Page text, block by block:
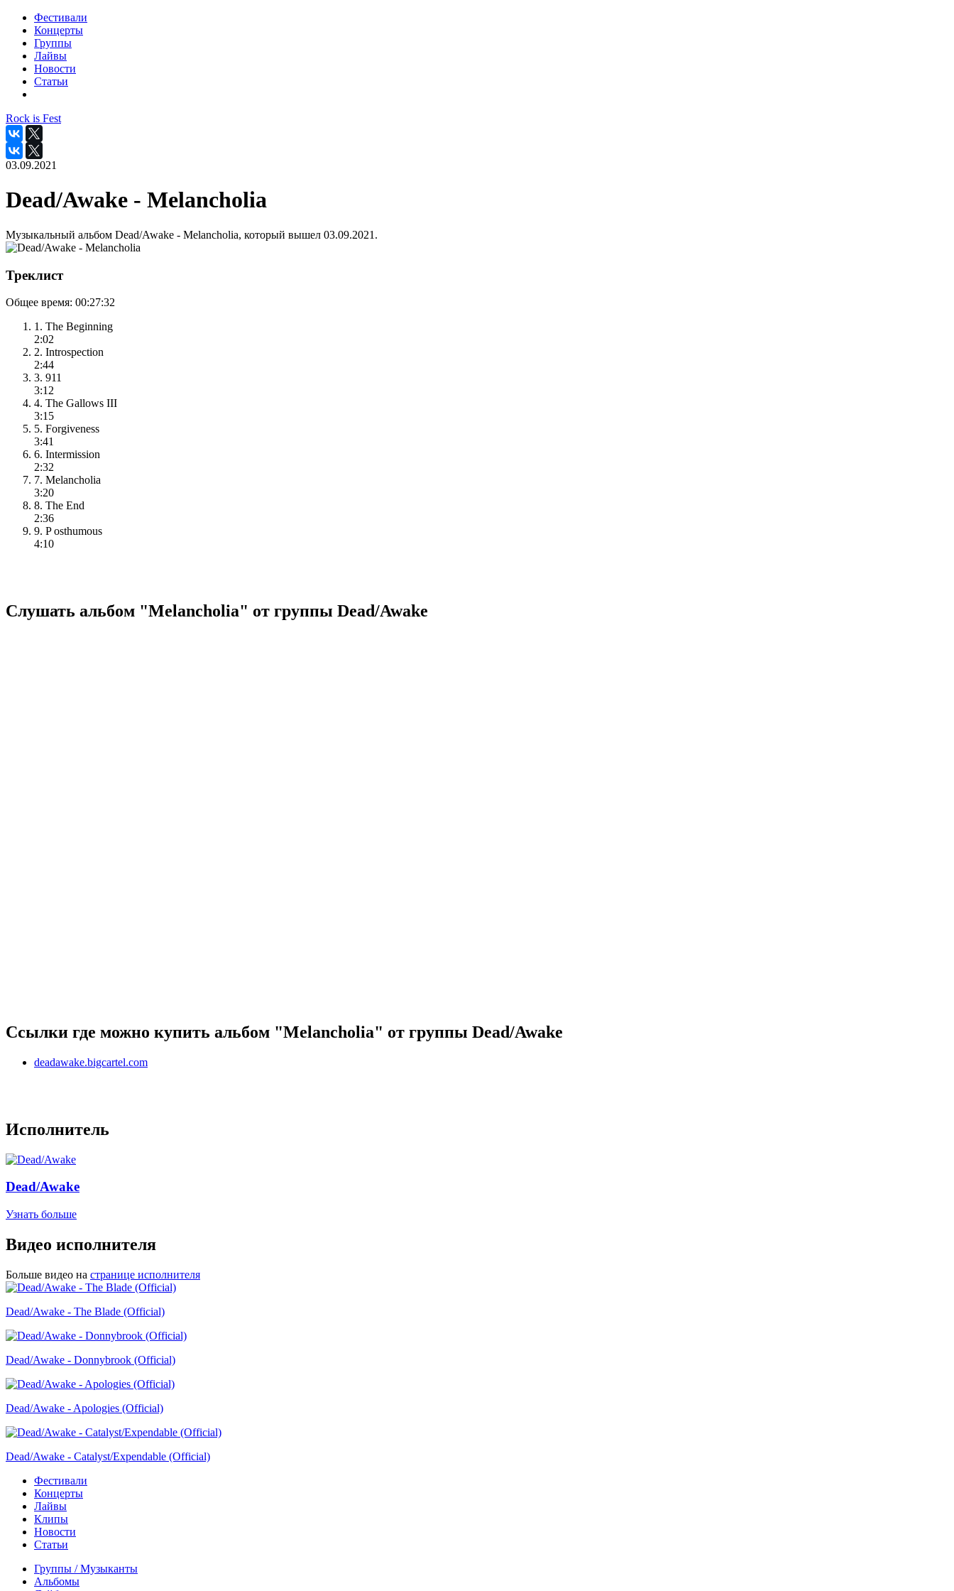
Фестивали
Концерты
Группы
Лайвы
Новости
Статьи
Rock is Fest
03.09.2021
Dead/Awake - Melancholia
Музыкальный альбом Dead/Awake - Melancholia, который вышел 03.09.2021.
Треклист
Общее время: 00:27:32
1. The Beginning
2:02
2. Introspection
2:44
3. 911
3:12
4. The Gallows III
3:15
5. Forgiveness
3:41
6. Intermission
2:32
7. Melancholia
3:20
8. The End
2:36
9. P osthumous
4:10
Слушать альбом "Melancholia" от группы Dead/Awake
Ссылки где можно купить альбом "Melancholia" от группы Dead/Awake
deadawake.bigcartel.com
Исполнитель
Dead/Awake
Узнать больше
Видео исполнителя
Больше видео на странице исполнителя
Dead/Awake - The Blade (Official)
Dead/Awake - Donnybrook (Official)
Dead/Awake - Apologies (Official)
Dead/Awake - Catalyst/Expendable (Official)
Фестивали
Концерты
Лайвы
Клипы
Новости
Статьи
Группы / Музыканты
Альбомы